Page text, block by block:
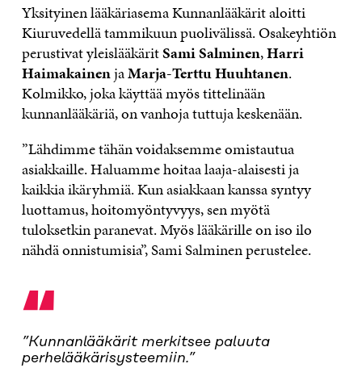
Yksityinen lääkäriasema Kunnanlääkärit aloitti
Kiuruvedellä tammikuun puolivälissä. Osakeyhtiön
perustivat yleislääkäritSami Salminen,Harri
HaimakainenjaMarja-Terttu Huuhtanen.
Kolmikko, joka käyttää myös tittelinään
kunnanlääkäriä, on vanhoja tuttuja keskenään.
”Lähdimme tähän voidaksemme omistautua
asiakkaille. Haluamme hoitaa laaja-alaisesti ja
kaikkia ikäryhmiä. Kun asiakkaan kanssa syntyy
luottamus, hoitomyöntyvyys, sen myötä
tuloksetkin paranevat. Myös lääkärille on iso ilo
nähdä onnistumisia”, Sami Salminen perustelee.
“
”Kunnanlääkärit merkitsee paluuta
perhelääkärisysteemiin.”